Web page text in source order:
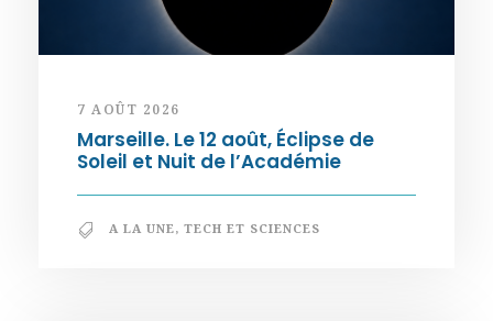
7 AOÛT 2026
Marseille. Le 12 août, Éclipse de
Soleil et Nuit de l’Académie
A LA UNE, TECH ET SCIENCES